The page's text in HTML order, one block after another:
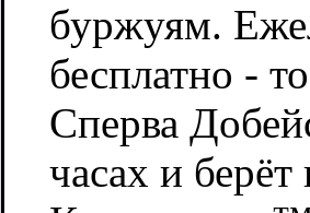
буржуям.
бесплатно -
Сперва
часах и